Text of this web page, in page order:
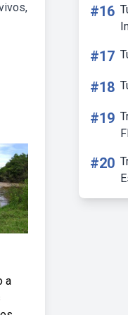
a
#16
#17
#18
#19
#20